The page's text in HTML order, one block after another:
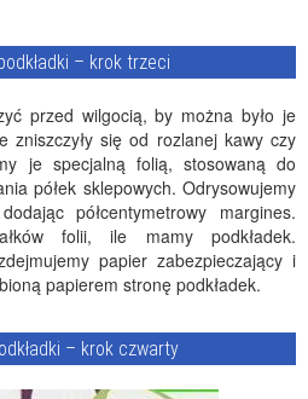
– krok trzeci
przed wilgocią, by można było je
zniszczyły się od rozlanej kawy czy
je specjalną folią, stosowaną do
półek sklepowych. Odrysowujemy
półcentymetrowy margines.
folii, ile mamy podkładek.
papier zabezpieczający i
papierem stronę podkładek.
– krok czwarty